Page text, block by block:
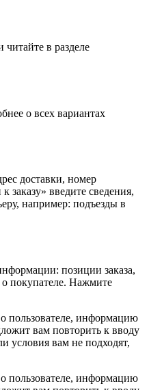
в разделе
о всех вариантах
доставки, номер
заказу» введите сведения,
например: подъезды в
позиции заказа,
покупателе. Нажмите
пользователе, информацию
вам повторить к вводу
условия вам не подходят,
пользователе, информацию